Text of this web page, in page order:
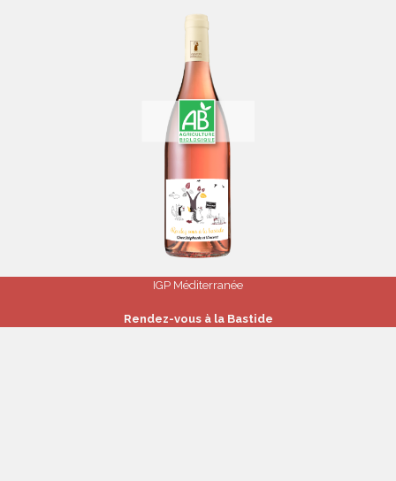
IGP Méditerranée
Rendez-vous à la Bastide